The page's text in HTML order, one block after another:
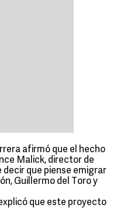
afirmó que el hecho
Malick, director de
decir que piense emigrar
Guillermo del Toro y
que este proyecto